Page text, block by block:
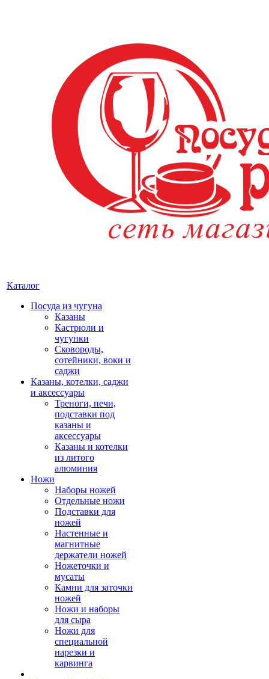
Каталог
Посуда из чугуна
Казаны
Кастрюли и
чугунки
Сковороды,
сотейники, воки и
саджи
Казаны, котелки, саджи
и аксессуары
Треноги, печи,
подставки под
казаны и
аксессуары
Казаны и котелки
из литого
алюминия
Ножи
Наборы ножей
Отдельные ножи
Подставки для
ножей
Настенные и
магнитные
держатели ножей
Ножеточки и
мусаты
Камни для заточки
ножей
Ножи и наборы
для сыра
Ножи для
специальной
нарезки и
карвинга